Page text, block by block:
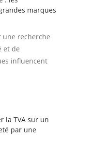
marques
une recherche
et de
influencent
la TVA sur un
par une